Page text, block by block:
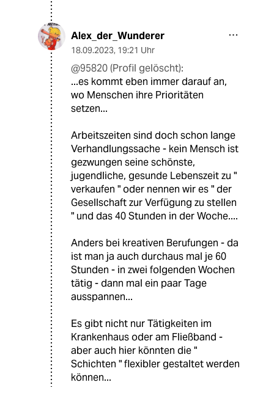
Alex_der_Wunderer
18.09.2023, 19:21 Uhr
@95820 (Profil gelöscht):
...es kommt eben immer darauf an,
wo Menschen ihre Prioritäten
setzen...
Arbeitszeiten sind doch schon lange
Verhandlungssache - kein Mensch ist
gezwungen seine schönste,
jugendliche, gesunde Lebenszeit zu "
verkaufen " oder nennen wir es " der
Gesellschaft zur Verfügung zu stellen
" und das 40 Stunden in der Woche....
Anders bei kreativen Berufungen - da
ist man ja auch durchaus mal je 60
Stunden - in zwei folgenden Wochen
tätig - dann mal ein paar Tage
ausspannen...
Es gibt nicht nur Tätigkeiten im
Krankenhaus oder am Fließband -
aber auch hier könnten die "
Schichten " flexibler gestaltet werden
können...